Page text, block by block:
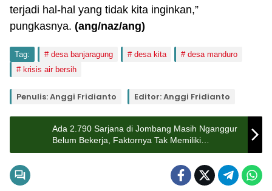
terjadi hal-hal yang tidak kita inginkan,”
pungkasnya. (ang/naz/ang)
Tag: desa banjaragung desa kita
desa manduro
krisis air bersih
Penulis: Anggi Fridianto Editor: Anggi Fridianto
Ada 2.790 Sarjana di Jombang Masih Nganggur
Belum Bekerja, Faktornya Tak Memiliki
Ketrampilan